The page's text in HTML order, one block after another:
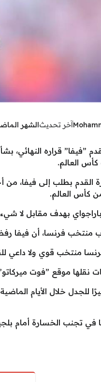
آخر تحديثالشهر
”فيفا” قراره
العالم.
القدم بطلب إلى فيفا، من
بهدف مقابل لا
منتخب فرنسا، أن فيفا
منتخب قوي ولا داعي
موقع ”فوت ميركاتو”:
تجنب الخسارة أمام بلجيكا